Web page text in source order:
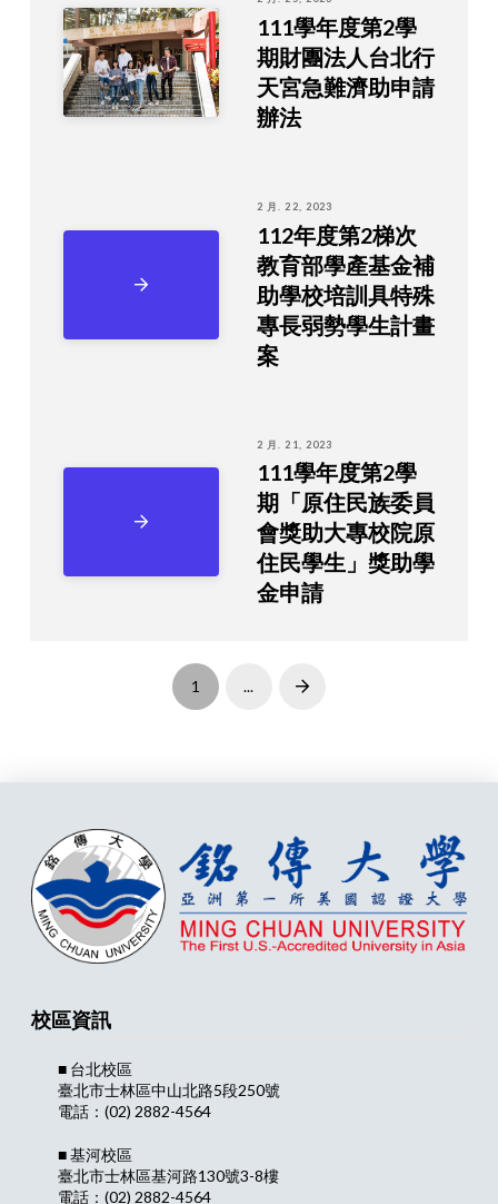
111學年度第2學
期財團法人台北行
天宮急難濟助申請
辦法
2 月. 22, 2023
112年度第2梯次
教育部學產基金補
助學校培訓具特殊
專長弱勢學生計畫
案
2 月. 21, 2023
111學年度第2學
期「原住民族委員
會獎助大專校院原
住民學生」獎助學
金申請
1 ... Next
校區資訊
■ 台北校區
臺北市士林區中山北路5段250號
電話：(02) 2882-4564
■ 基河校區
臺北市士林區基河路130號3-8樓
電話：(02) 2882-4564